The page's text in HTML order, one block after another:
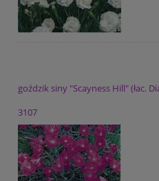
goździk siny "Scayness Hill" (łac.
3107